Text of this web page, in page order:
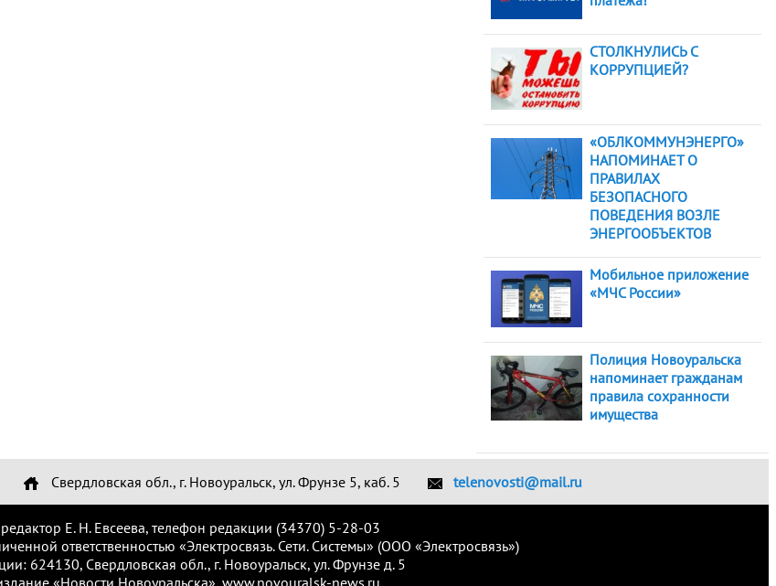
СТОЛКНУЛИСЬ С
КОРРУПЦИЕЙ?
«ОБЛКОММУНЭНЕРГО»
НАПОМИНАЕТ О
ПРАВИЛАХ
БЕЗОПАСНОГО
ПОВЕДЕНИЯ ВОЗЛЕ
ЭНЕРГООБЪЕКТОВ
Мобильное приложение
«МЧС России»
Полиция Новоуральска
напоминает гражданам
правила сохранности
имущества
Свердловская обл., г. Новоуральск, ул. Фрунзе 5, каб. 5 telenovosti@mail.ru
Е. Н. Евсеева, телефон редакции (34370) 5-28-03
ответственностью «Электросвязь. Сети. Системы» (ООО «Электросвязь»)
624130, Свердловская обл., г. Новоуральск, ул. Фрунзе д. 5